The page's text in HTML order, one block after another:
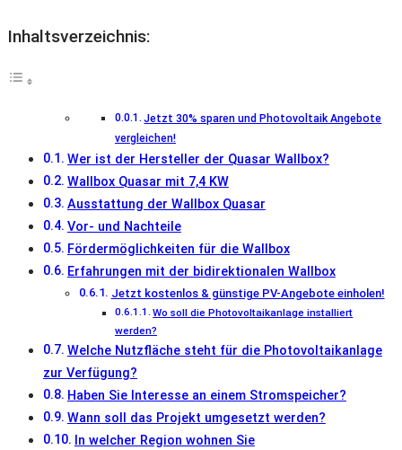
Inhaltsverzeichnis:
Jetzt 30% sparen und Photovoltaik Angebote
vergleichen!
Wer ist der Hersteller der Quasar Wallbox?
Wallbox Quasar mit 7,4 KW
Ausstattung der Wallbox Quasar
Vor- und Nachteile
Fördermöglichkeiten für die Wallbox
Erfahrungen mit der bidirektionalen Wallbox
Jetzt kostenlos & günstige PV-Angebote einholen!
Wo soll die Photovoltaikanlage installiert
werden?
Welche Nutzfläche steht für die Photovoltaikanlage
zur Verfügung?
Haben Sie Interesse an einem Stromspeicher?
Wann soll das Projekt umgesetzt werden?
In welcher Region wohnen Sie